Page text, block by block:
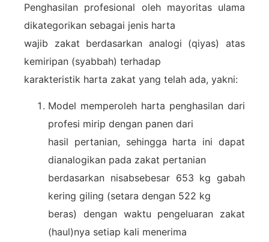
Penghasilan profesional oleh mayoritas ulama
dikategorikan sebagai jenis harta
wajib zakat berdasarkan analogi (qiyas) atas
kemiripan (syabbah) terhadap
karakteristik harta zakat yang telah ada, yakni:
Model memperoleh harta penghasilan dari
profesi mirip dengan panen dari
hasil pertanian, sehingga harta ini dapat
dianalogikan pada zakat pertanian
berdasarkan nisabsebesar 653 kg gabah
kering giling (setara dengan 522 kg
beras) dengan waktu pengeluaran zakat
(haul)nya setiap kali menerima